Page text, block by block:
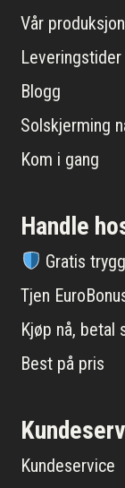
Vår produksjon
Leveringstider
Blogg
Solskjerming
Kom i gang
Handle
Gratis
Tjen
Kjøp nå, betal
Best på pris
Kundeservice